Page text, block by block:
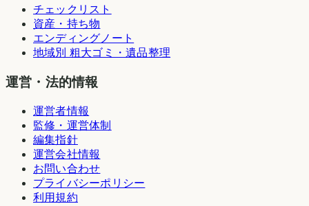
チェックリスト
資産・持ち物
エンディングノート
地域別 粗大ゴミ・遺品整理
運営・法的情報
運営者情報
監修・運営体制
編集指針
運営会社情報
お問い合わせ
プライバシーポリシー
利用規約